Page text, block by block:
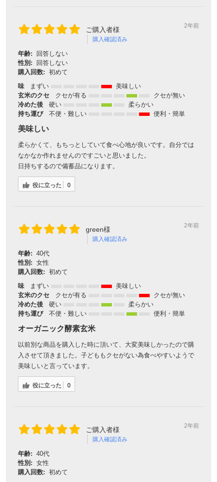
ご購入者様
購入確認済み
2年前
年齢:
回答しない
性別:
回答しない
購入回数: 初めて
味
まずい
美味しい
玄米のクセ
クセが有る
クセが無い
冷めた後
硬い
柔らかい
持ち運び
不便・難しい 便利・簡単
美味しい
柔らかくて、もちっとしていて食べ心地が良いです。自分では
なかなか作れませんのですごいと思いました。
日持ちするので備蓄品になります。
役に立った 0
green様
購入確認済み
2年前
年齢: 40代
性別: 女性
購入回数: 初めて
味
まずい
美味しい
玄米のクセ
クセが有る
クセが無い
冷めた後
硬い
柔らかい
持ち運び
不便・難しい 便利・簡単
オーガニック酵素玄米
以前別な商品を購入した時に頂いて、大変美味しかったので購
入させて頂きました。子どももクセがない為食べやすいようで
美味しいと言っています。
役に立った 0
ご購入者様
購入確認済み
2年前
年齢: 40代
性別: 女性
購入回数: 初めて